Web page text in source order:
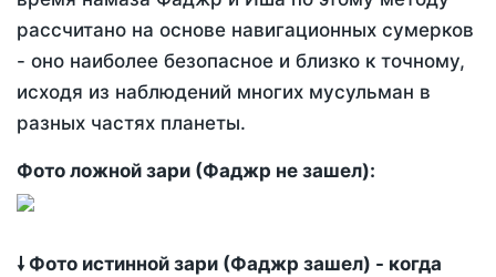
рассчитано на основе навигационных сумерков
- оно наиболее безопасное и близко к точному,
исходя из наблюдений многих мусульман в
разных частях планеты.
Фото ложной зари (Фаджр не зашел):
🠗 Фото истинной зари (Фаджр зашел) - когда